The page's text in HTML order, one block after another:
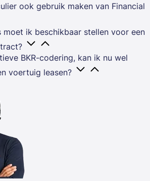
ook gebruik maken van Financial
moet ik beschikbaar stellen voor een
BKR-codering, kan ik nu wel
voertuig leasen?